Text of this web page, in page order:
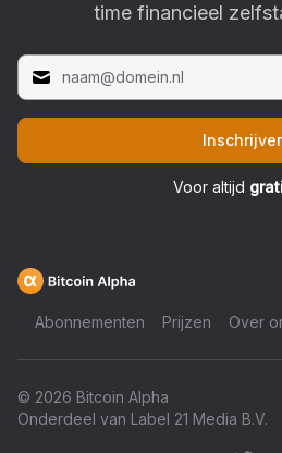
time financieel
Voor altijd
Abonnementen Prijzen Over
© 2026 Bitcoin Alpha
Onderdeel van Label 21 Media B.V.